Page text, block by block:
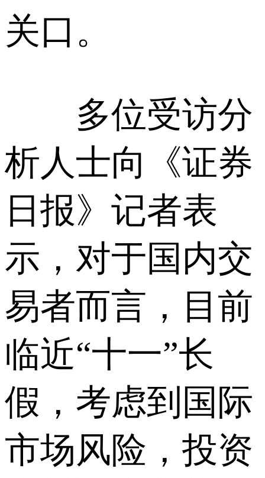
关口。
多位受访分
析人士向《证券
日报》记者表
示，对于国内交
易者而言，目前
临近“十一”长
假，考虑到国际
市场风险，投资